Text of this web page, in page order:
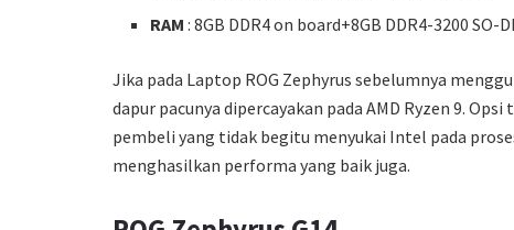
RAM : 8GB DDR4 on board+8GB DDR4-3200 SO-
Jika pada Laptop ROG Zephyrus sebelumnya
dapur pacunya dipercayakan pada AMD Ryzen 9.
pembeli yang tidak begitu menyukai Intel pada
menghasilkan performa yang baik juga.